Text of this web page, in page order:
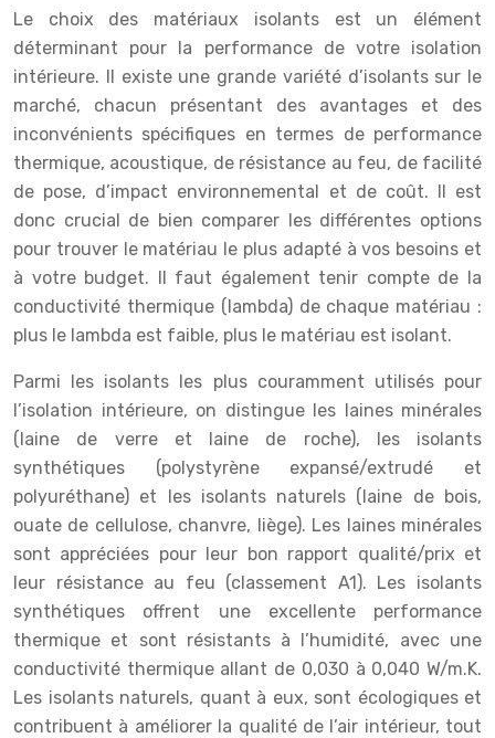
Le choix des matériaux isolants est un élément
déterminant pour la performance de votre isolation
intérieure. Il existe une grande variété d’isolants sur le
marché, chacun présentant des avantages et des
inconvénients spécifiques en termes de performance
thermique, acoustique, de résistance au feu, de facilité
de pose, d’impact environnemental et de coût. Il est
donc crucial de bien comparer les différentes options
pour trouver le matériau le plus adapté à vos besoins et
à votre budget. Il faut également tenir compte de la
conductivité thermique (lambda) de chaque matériau :
plus le lambda est faible, plus le matériau est isolant.
Parmi les isolants les plus couramment utilisés pour
l’isolation intérieure, on distingue les laines minérales
(laine de verre et laine de roche), les isolants
synthétiques (polystyrène expansé/extrudé et
polyuréthane) et les isolants naturels (laine de bois,
ouate de cellulose, chanvre, liège). Les laines minérales
sont appréciées pour leur bon rapport qualité/prix et
leur résistance au feu (classement A1). Les isolants
synthétiques offrent une excellente performance
thermique et sont résistants à l’humidité, avec une
conductivité thermique allant de 0,030 à 0,040 W/m.K.
Les isolants naturels, quant à eux, sont écologiques et
contribuent à améliorer la qualité de l’air intérieur, tout